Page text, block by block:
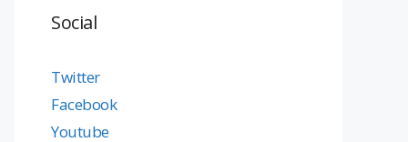
Social
Twitter
Facebook
Youtube